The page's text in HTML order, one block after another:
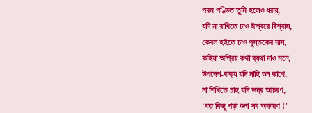
পরম পণ্ডিত তুমি হলেও ধরায়,
যদি না রাখিতে চাও ঈশ্বরে বিশ্বাস,
কেবল হইতে চাও পুস্তকের দাস,
কহিয়া অপ্রিয় কথা ব্যথা দাও মনে,
উপদেশ-বাক্য যদি নাহি শুন কাণে,
না শিখিতে চাহ যদি ভদ্র আচরণ,
‘যত কিছু পড়া শুনা সব অকারণ !’